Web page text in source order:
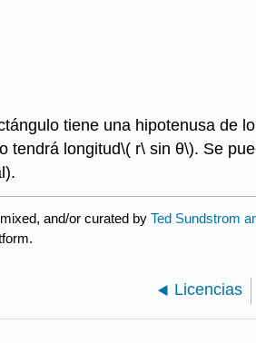
tiene una hipotenusa de
tendrá longitud\( r\ sin θ\). Se
and/or curated by Ted Sundstrom
Licencias